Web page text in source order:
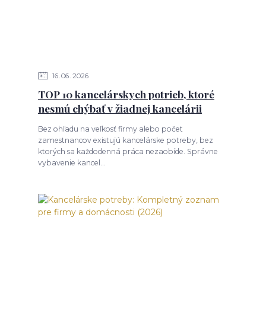
16 06 2026
TOP 10 kancelárskych potrieb, ktoré
nesmú chýbať v žiadnej kancelárii
Bez ohľadu na veľkosť firmy alebo počet
zamestnancov existujú kancelárske potreby, bez
ktorých sa každodenná práca nezaobíde. Správne
vybavenie kancel...